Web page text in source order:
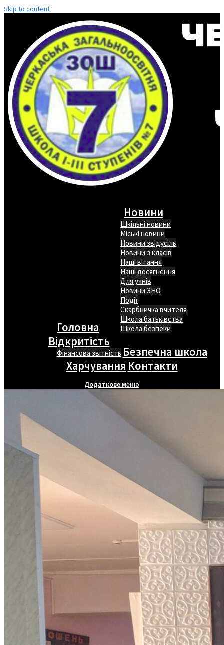
Skip to content
Головна
Новини
Шкільні новини
Міські новини
Новини звідусіль
Новини з класів
Наші вітання
Наші досягнення
Для учнів
Новини ЗНО
Події
Скарбничка вчителя
Школа батьківства
Школа безпеки
Відкритість
Фінансова звітність Безпечна школа
Харчування Контакти
Додаткове меню